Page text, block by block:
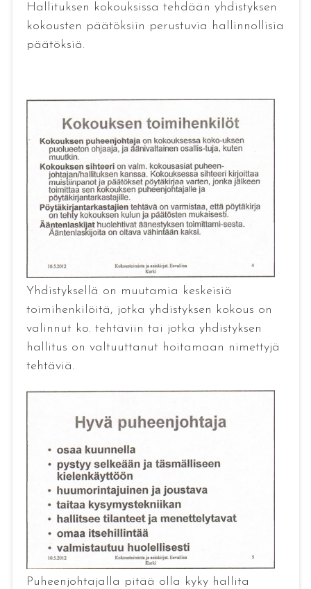
Hallituksen kokouksissa tehdään yhdistyksen
kokousten päätöksiin perustuvia hallinnollisia
päätöksiä.
Yhdistyksellä on muutamia keskeisiä
toimihenkilöitä, jotka yhdistyksen kokous on
valinnut ko. tehtäviin tai jotka yhdistyksen
hallitus on valtuuttanut hoitamaan nimettyjä
tehtäviä.
Puheenjohtajalla pitää olla kyky hallita